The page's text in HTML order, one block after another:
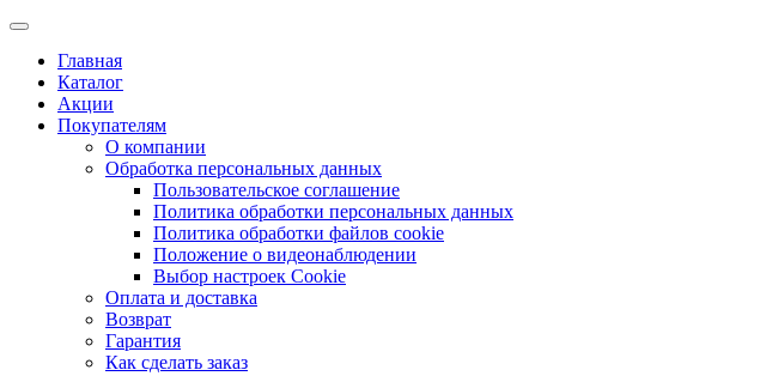
Главная
Каталог
Акции
Покупателям
О компании
Обработка персональных данных
Пользовательское соглашение
Политика обработки персональных данных
Политика обработки файлов cookie
Положение о видеонаблюдении
Выбор настроек Cookie
Оплата и доставка
Возврат
Гарантия
Как сделать заказ